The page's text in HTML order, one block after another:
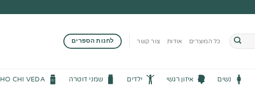
כל המוצרים אודות צור קשר לחנות הספרים
נשים איזון רגשי ילדים שמני דוטרה HO CHI VEDA